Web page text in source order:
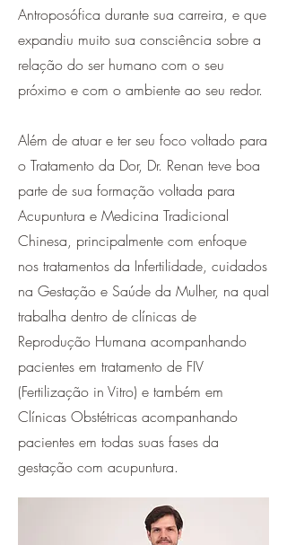
Antroposófica durante sua carreira, e que
expandiu muito sua consciência sobre a
relação do ser humano com o seu
próximo e com o ambiente ao seu redor.
Além de atuar e ter seu foco voltado para
o Tratamento da Dor, Dr. Renan teve boa
parte de sua formação voltada para
Acupuntura e Medicina Tradicional
Chinesa, principalmente com enfoque
nos tratamentos da Infertilidade, cuidados
na Gestação e Saúde da Mulher, na qual
trabalha dentro de clínicas de
Reprodução Humana acompanhando
pacientes em tratamento de FIV
(Fertilização in Vitro) e também em
Clínicas Obstétricas acompanhando
pacientes em todas suas fases da
gestação com acupuntura.